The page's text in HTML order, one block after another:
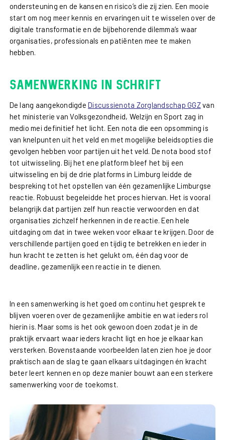
ondersteuning en de kansen en risico’s die zij zien. Een mooie
start om nog meer kennis en ervaringen uit te wisselen over de
digitale transformatie en de bijbehorende dilemma’s waar
organisaties, professionals en patiënten mee te maken
hebben.
Samenwerking in schrift
De lang aangekondigdeDiscussienota Zorglandschap GGZvan
het ministerie van Volksgezondheid, Welzijn en Sport zag in
medio mei definitief het licht. Een nota die een opsomming is
van knelpunten uit het veld en met mogelijke beleidsopties die
gevolgen hebben voor partijen uit het veld. De nota bood stof
tot uitwisseling. Bij het ene platform bleef het bij een
uitwisseling en bij de drie platforms in Limburg leidde de
bespreking tot het opstellen van één gezamenlijke Limburgse
reactie. Robuust begeleidde het proces hiervan. Het is vooral
belangrijk dat partijen zelf hun reactie verwoorden en dat
organisaties zichzelf herkennen in de reactie. Een hele
uitdaging om dat in twee weken voor elkaar te krijgen. Door de
verschillende partijen goed en tijdig te betrekken en ieder in
hun kracht te zetten is het gelukt om, één dag voor de
deadline, gezamenlijk een reactie in te dienen.
In een samenwerking is het goed om continu het gesprek te
blijven voeren over de gezamenlijke ambitie en wat ieders rol
hierin is. Maar soms is het ook gewoon doen zodat je in de
praktijk ervaart waar ieders kracht ligt en hoe je elkaar kan
versterken. Bovenstaande voorbeelden laten zien hoe je door
praktisch aan de slag te gaan elkaars uitdagingen én kracht
beter leert kennen en op deze manier bouwt aan een sterkere
samenwerking voor de toekomst.